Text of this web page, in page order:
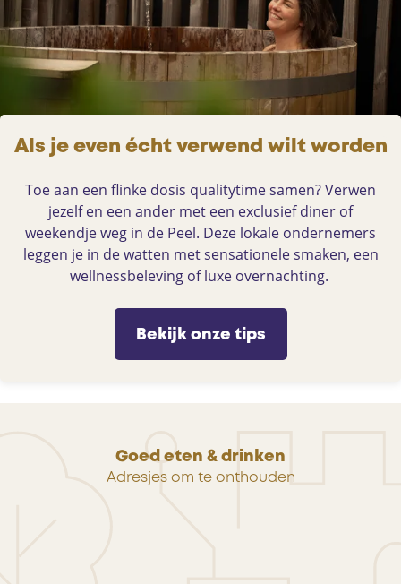
Als je even écht verwend wilt worden
Toe aan een flinke dosis qualitytime samen? Verwen
jezelf en een ander met een exclusief diner of
weekendje weg in de Peel. Deze lokale ondernemers
leggen je in de watten met sensationele smaken, een
wellnessbeleving of luxe overnachting.
Bekijk onze tips
Goed eten & drinken
Adresjes om te onthouden